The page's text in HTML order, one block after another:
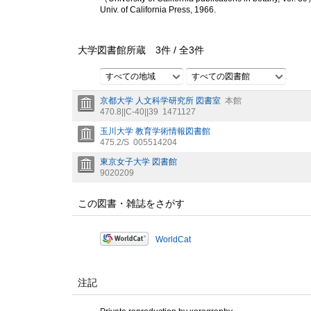
Univ. of California Press, 1966.
大学図書館所蔵 3件 / 全3件
すべての地域 すべての図書館
京都大学 人文科学研究所 図書室 本館
470.8||C-40||39 1471127
玉川大学 教育学術情報図書館
475.2/S 005514204
東京女子大学 図書館
9020209
この図書・雑誌をさがす
WorldCat
注記